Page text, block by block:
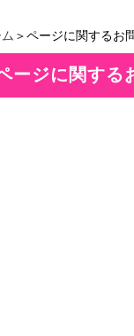
＞ページに関するお
ージに関する